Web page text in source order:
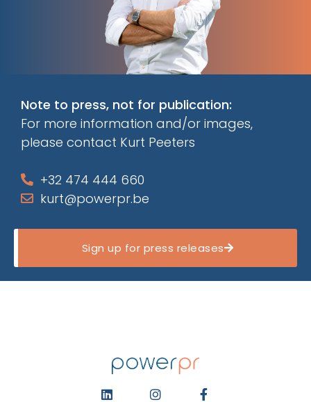
Note to press, not for publication:
For more information and/or images,
please contact Kurt Peeters
+32 474 444 660
kurt@powerpr.be
Sign up for press releases